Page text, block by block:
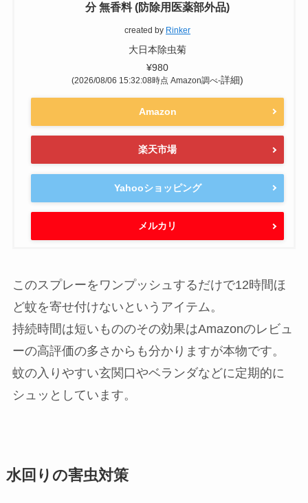
分 無香料 (防除用医薬部外品)
created by Rinker
大日本除虫菊
¥980
(2026/08/06 15:32:08時点 Amazon調べ-詳細)
Amazon
楽天市場
Yahooショッピング
メルカリ
このスプレーをワンプッシュするだけで12時間ほ
ど蚊を寄せ付けないというアイテム。
持続時間は短いもののその効果はAmazonのレビュ
ーの高評価の多さからも分かりますが本物です。
蚊の入りやすい玄関口やベランダなどに定期的に
シュッとしています。
水回りの害虫対策